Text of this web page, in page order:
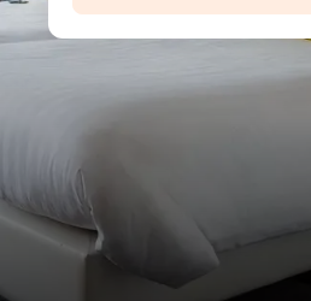
581 reviews